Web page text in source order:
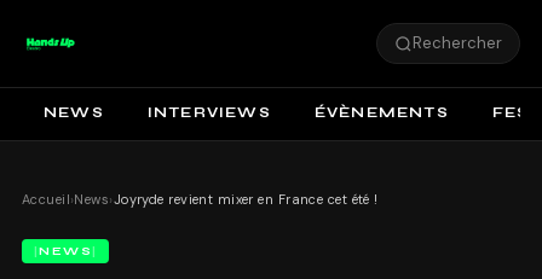
Rechercher
NEWS INTERVIEWS ÉVÈNEMENTS
Accueil›News›Joyryde revient mixer en France cet été !
NEWS